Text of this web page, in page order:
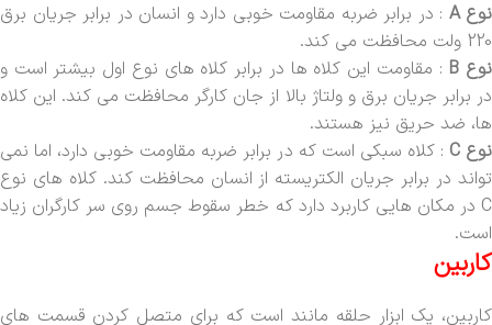
نوع A
: در برابر ضربه مقاومت خوبی دارد و انسان در برابر جریان برق
220 ولت محافظت می کند.
نوع B
: مقاومت این کلاه ها در برابر کلاه های نوع اول بیشتر است و
در برابر جریان برق و ولتاژ بالا از جان کارگر محافظت می کند. این کلاه
ها، ضد حریق نیز هستند.
نوع C
: کلاه سبکی است که در برابر ضربه مقاومت خوبی دارد، اما نمی
تواند در برابر جریان الکتریسته از انسان محافظت کند. کلاه های نوع
C در مکان هایی کاربرد دارد که خطر سقوط جسم روی سر کارگران زیاد
است.
کاربین
کاربین، یک ابزار حلقه مانند است که برای متصل کردن قسمت های